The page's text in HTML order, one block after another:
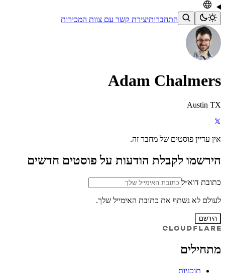
התחברותיצירת קשר עם צוות המכירות
Adam Chalmers
Austin TX
אין עדיין פוסטים של מחבר זה.
הירשמו לקבלת הודעות על פוסטים חדשים
כתובת דוא״ל
לעולם לא נשתף את כתובת האימייל שלך.
הירשם
מתחילים
תוכניות